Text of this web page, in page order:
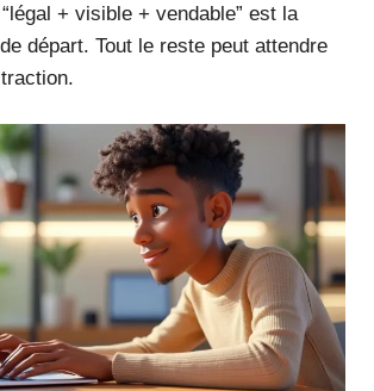
+ visible + vendable” est la
départ. Tout le reste peut attendre